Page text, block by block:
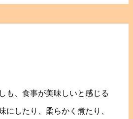
も、食事が美味しいと感じる
したり、柔らかく煮たり、